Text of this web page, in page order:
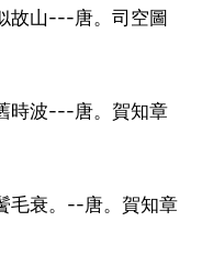
故山---唐。司空圖
時波---唐。賀知章
毛衰。--唐。賀知章